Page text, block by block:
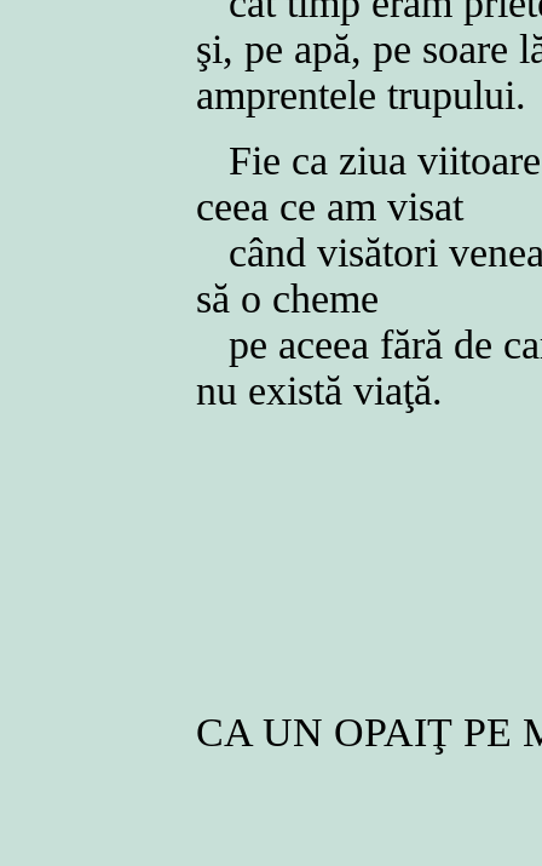
şi, pe apă, pe soare
amprentele trupului.
Fie ca ziua
ceea ce am visat
când visători
să o cheme
pe aceea fără de
nu există viaţă.
CA UN OPAIŢ PE